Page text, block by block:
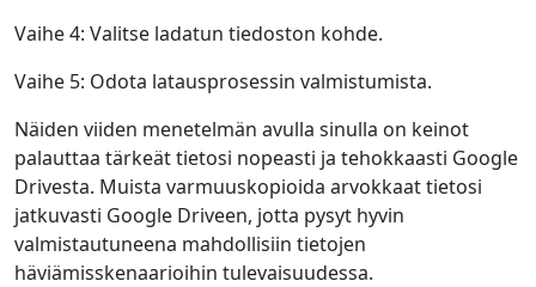
Vaihe 4: Valitse ladatun tiedoston kohde.
Vaihe 5: Odota latausprosessin valmistumista.
Näiden viiden menetelmän avulla sinulla on keinot
palauttaa tärkeät tietosi nopeasti ja tehokkaasti Google
Drivesta. Muista varmuuskopioida arvokkaat tietosi
jatkuvasti Google Driveen, jotta pysyt hyvin
valmistautuneena mahdollisiin tietojen
häviämisskenaarioihin tulevaisuudessa.